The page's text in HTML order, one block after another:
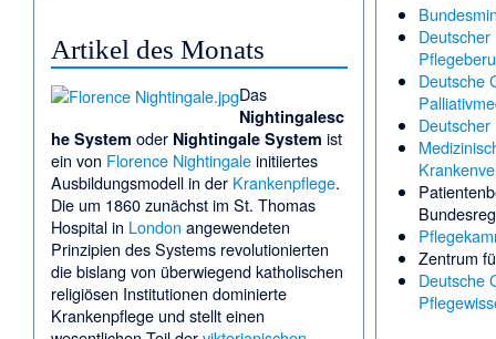
Artikel des Monats
Das
Nightingalesc
he System oder Nightingale System ist
ein von Florence Nightingaleinitiiertes
Ausbildungsmodell in der Krankenpflege.
Die um 1860 zunächst im St. Thomas
Hospital in London angewendeten
Prinzipien des Systems revolutionierten
die bislang von überwiegend katholischen
religiösen Institutionen dominierte
Krankenpflege und stellt einen
Deutsche
Zentrum
Deutsche